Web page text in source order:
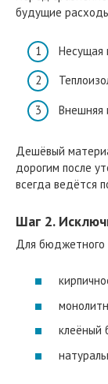
будущие
Несущая
Внешняя
Дешёвый
дорогим после
всегда ведётся
Шаг 2.
Для бюджетного
клеёный